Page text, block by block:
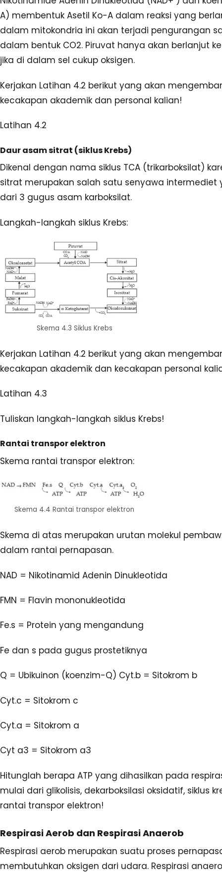
A) membentuk Asetil Ko-A dalam reaksi yang
dalam mitokondria ini akan terjadi pengurangan
dalam bentuk CO2. Piruvat hanya akan berlanjut
jika di dalam sel cukup oksigen.
Kerjakan Latihan 4.2 berikut yang akan
kecakapan akademik dan personal kalian!
Latihan 4.2
Daur asam sitrat (siklus Krebs)
Dikenal dengan nama siklus TCA (trikarboksilat)
sitrat merupakan salah satu senyawa intermediet
dari 3 gugus asam karboksilat.
Langkah-langkah siklus Krebs:
Skema 4.3 Siklus Krebs
Kerjakan Latihan 4.2 berikut yang akan
kecakapan akademik dan kecakapan personal
Latihan 4.3
Tuliskan langkah-langkah siklus Krebs!
Rantai transpor elektron
Skema rantai transpor elektron:
Skema 4.4 Rantai transpor elektron
Skema di atas merupakan urutan molekul
dalam rantai pernapasan.
NAD = Nikotinamid Adenin Dinukleotida
FMN = Flavin mononukleotida
Fe.s = Protein yang mengandung
Fe dan s pada gugus prostetiknya
Q = Ubikuinon (koenzim-Q) Cyt.b = Sitokrom b
Cyt.c = Sitokrom c
Cyt.a = Sitokrom a
Cyt a3 = Sitokrom a3
Hitunglah berapa ATP yang dihasilkan pada
mulai dari glikolisis, dekarboksilasi oksidatif, siklus
rantai transpor elektron!
Respirasi Aerob dan Respirasi Anaerob
Respirasi aerob merupakan suatu proses
membutuhkan oksigen dari udara. Respirasi